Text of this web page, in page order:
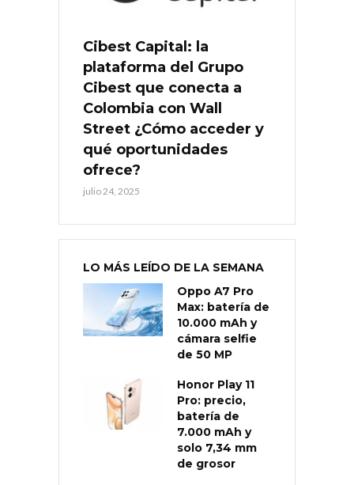
Cibest Capital: la
plataforma del Grupo
Cibest que conecta a
Colombia con Wall
Street ¿Cómo acceder y
qué oportunidades
ofrece?
julio 24, 2025
LO MÁS LEÍDO DE LA SEMANA
Oppo A7 Pro
Max: batería de
10.000 mAh y
cámara selfie
de 50 MP
Honor Play 11
Pro: precio,
batería de
7.000 mAh y
solo 7,34 mm
de grosor